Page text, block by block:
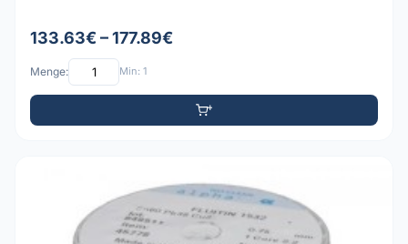
133.63€ – 177.89€
Menge: Min: 1